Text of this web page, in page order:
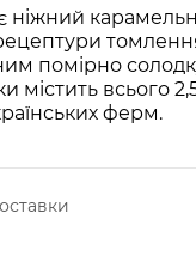
ніжний
помірно
містить всього
ферм.